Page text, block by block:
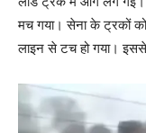
मच गया। सेना के ट्रकों
लाइन से टच हो गया।